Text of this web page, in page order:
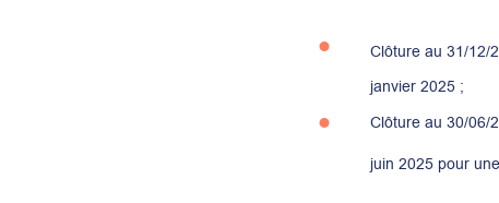
Clôture au 31/12/
janvier 2025 ;
Clôture au 30/06/
juin 2025 pour